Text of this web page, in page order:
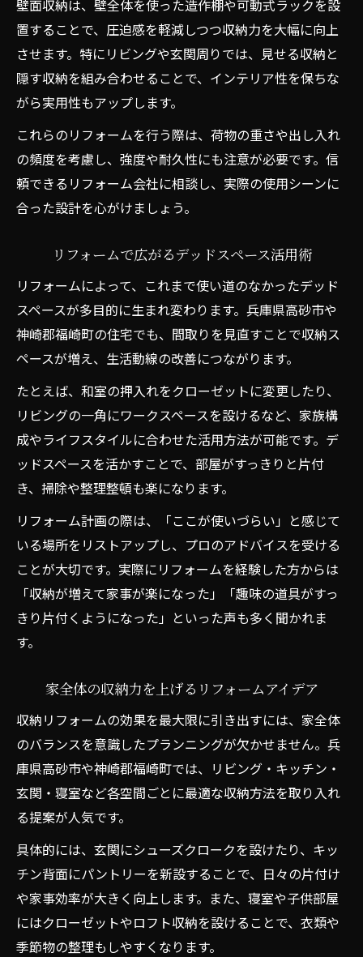
壁面収納は、壁全体を使った造作棚や可動式ラックを設
置することで、圧迫感を軽減しつつ収納力を大幅に向上
させます。特にリビングや玄関周りでは、見せる収納と
隠す収納を組み合わせることで、インテリア性を保ちな
がら実用性もアップします。
これらのリフォームを行う際は、荷物の重さや出し入れ
の頻度を考慮し、強度や耐久性にも注意が必要です。信
頼できるリフォーム会社に相談し、実際の使用シーンに
合った設計を心がけましょう。
リフォームで広がるデッドスペース活用術
リフォームによって、これまで使い道のなかったデッド
スペースが多目的に生まれ変わります。兵庫県高砂市や
神崎郡福崎町の住宅でも、間取りを見直すことで収納ス
ペースが増え、生活動線の改善につながります。
たとえば、和室の押入れをクローゼットに変更したり、
リビングの一角にワークスペースを設けるなど、家族構
成やライフスタイルに合わせた活用方法が可能です。デ
ッドスペースを活かすことで、部屋がすっきりと片付
き、掃除や整理整頓も楽になります。
リフォーム計画の際は、「ここが使いづらい」と感じて
いる場所をリストアップし、プロのアドバイスを受ける
ことが大切です。実際にリフォームを経験した方からは
「収納が増えて家事が楽になった」「趣味の道具がすっ
きり片付くようになった」といった声も多く聞かれま
す。
家全体の収納力を上げるリフォームアイデア
収納リフォームの効果を最大限に引き出すには、家全体
のバランスを意識したプランニングが欠かせません。兵
庫県高砂市や神崎郡福崎町では、リビング・キッチン・
玄関・寝室など各空間ごとに最適な収納方法を取り入れ
る提案が人気です。
具体的には、玄関にシューズクロークを設けたり、キッ
チン背面にパントリーを新設することで、日々の片付け
や家事効率が大きく向上します。また、寝室や子供部屋
にはクローゼットやロフト収納を設けることで、衣類や
季節物の整理もしやすくなります。